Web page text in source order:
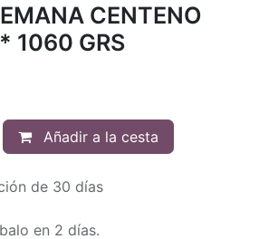
CENTENO
1060 GRS
Añadir a la cesta
de 30 días
en 2 días.